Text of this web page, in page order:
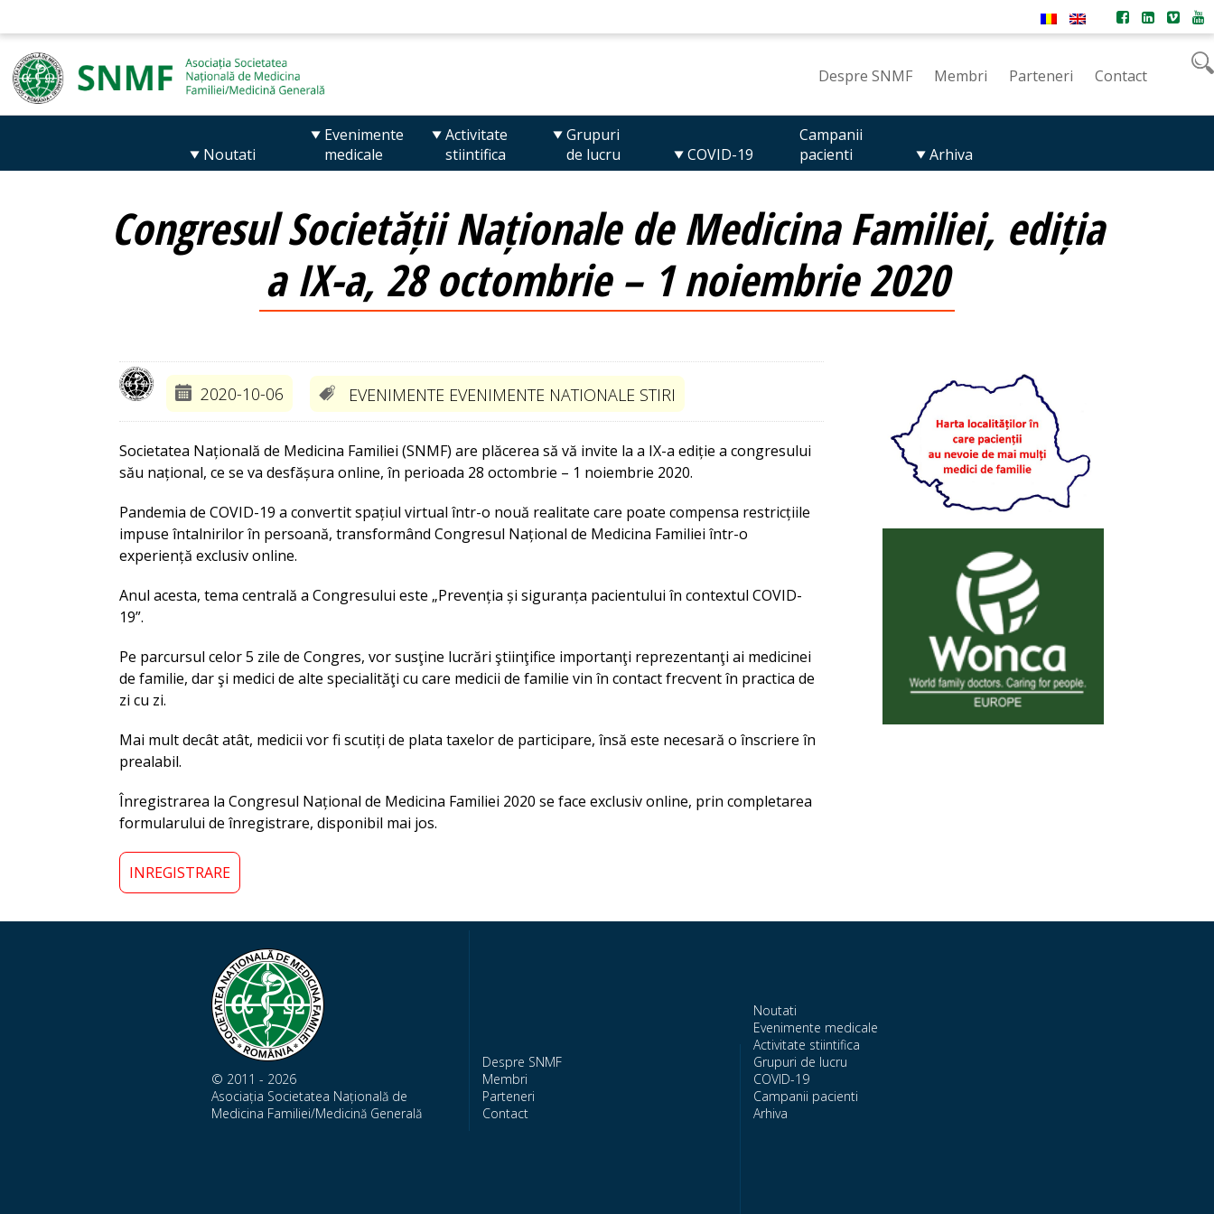
Despre SNMF Membri Parteneri Contact
Noutati
Evenimente
medicale
Activitate
stiintifica
Grupuri
de lucru
COVID-19
Campanii
pacienti
Arhiva
Congresul Societății Naționale de Medicina Familiei, ediția
a IX-a, 28 octombrie – 1 noiembrie 2020
2020-10-06 EVENIMENTE EVENIMENTE NATIONALE STIRI
Societatea Națională de Medicina Familiei (SNMF) are plăcerea să vă invite la a IX-a ediție a congresului
său național, ce se va desfășura online, în perioada 28 octombrie – 1 noiembrie 2020.
Pandemia de COVID-19 a convertit spațiul virtual într-o nouă realitate care poate compensa restricțiile
impuse întalnirilor în persoană, transformând Congresul Național de Medicina Familiei într-o
experiență exclusiv online.
Anul acesta, tema centrală a Congresului este „Prevenția și siguranța pacientului în contextul COVID-
19”.
Pe parcursul celor 5 zile de Congres, vor susţine lucrări ştiinţifice importanţi reprezentanţi ai medicinei
de familie, dar şi medici de alte specialităţi cu care medicii de familie vin în contact frecvent în practica de
zi cu zi.
Mai mult decât atât, medicii vor fi scutiți de plata taxelor de participare, însă este necesară o înscriere în
prealabil.
Înregistrarea la Congresul Național de Medicina Familiei 2020 se face exclusiv online, prin completarea
formularului de înregistrare, disponibil mai jos.
INREGISTRARE
© 2011 - 2026
Asociația Societatea Națională de
Medicina Familiei/Medicină Generală
Despre SNMF
Membri
Parteneri
Contact
Noutati
Evenimente medicale
Activitate stiintifica
Grupuri de lucru
COVID-19
Campanii pacienti
Arhiva